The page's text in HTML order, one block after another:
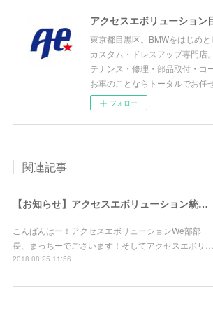
東京都目黒区。BMWをはじめ
カスタム・ドレスアップ専門店
テナンス・修理・部品取付・コ
お車のことならトータルでお任
フォロー
関連記事
【お知らせ】アクセスエボリューション統合ブログスタート☆【拡散希望】
こんばんはー！アクセスエボリューションWe部部
長、まっちーでございます！そしてアクセスエボリ…
2018.08.25 11:56